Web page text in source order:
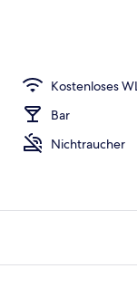
Kostenloses
Bar
Nichtraucher